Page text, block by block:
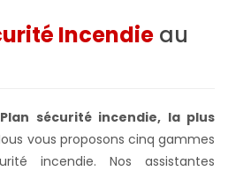
Incendie au
sécurité incendie, la plus
vous proposons cinq gammes
incendie. Nos assistantes